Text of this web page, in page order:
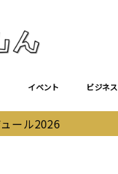
イベント ビジネス
ール2026